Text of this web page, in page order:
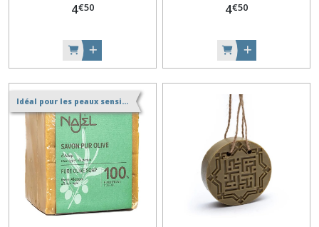
4€50 4€50
Idéal pour les peaux sensibles